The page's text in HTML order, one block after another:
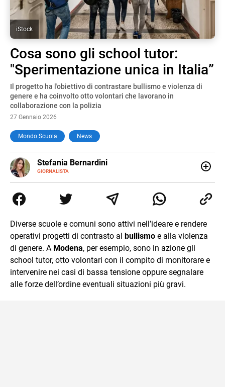
iStock
Cosa sono gli school tutor:
"Sperimentazione unica in Italia”
Il progetto ha l'obiettivo di contrastare bullismo e violenza di
genere e ha coinvolto otto volontari che lavorano in
collaborazione con la polizia
27 Gennaio 2026
Mondo Scuola News
Stefania Bernardini
GIORNALISTA
E-
MAIL
Tv di cronaca, politica, scuola, economia e spettacolo. Ha
esperienze nella redazione di testate giornalistiche online
Diverse scuole e comuni sono attivi nell’ideare e rendere
operativi progetti di contrasto al bullismo e alla violenza
di genere. A Modena, per esempio, sono in azione gli
school tutor, otto volontari con il compito di monitorare e
intervenire nei casi di bassa tensione oppure segnalare
alle forze dell’ordine eventuali situazioni più gravi.